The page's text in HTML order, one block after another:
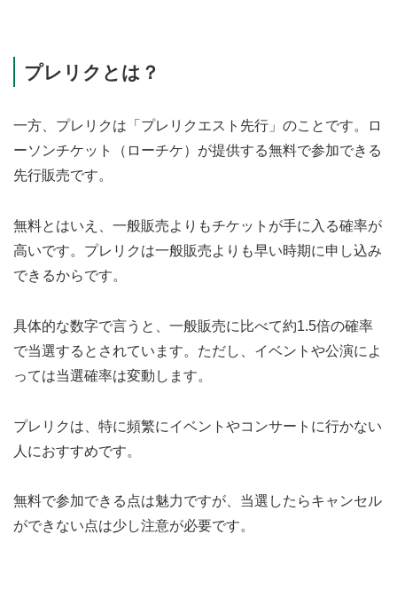
プレリクとは？
一方、プレリクは「プレリクエスト先行」のことです。ロ
ーソンチケット（ローチケ）が提供する無料で参加できる
先行販売です。
無料とはいえ、一般販売よりもチケットが手に入る確率が
高いです。プレリクは一般販売よりも早い時期に申し込み
できるからです。
具体的な数字で言うと、一般販売に比べて約1.5倍の確率
で当選するとされています。ただし、イベントや公演によ
っては当選確率は変動します。
プレリクは、特に頻繁にイベントやコンサートに行かない
人におすすめです。
無料で参加できる点は魅力ですが、当選したらキャンセル
ができない点は少し注意が必要です。